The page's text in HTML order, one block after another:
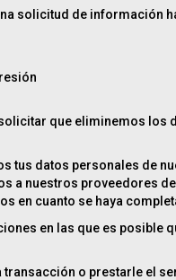
solicitud de información
que eliminemos los
tus datos personales de
a nuestros proveedores
en cuanto se haya
en las que es
transacción o prestarle el